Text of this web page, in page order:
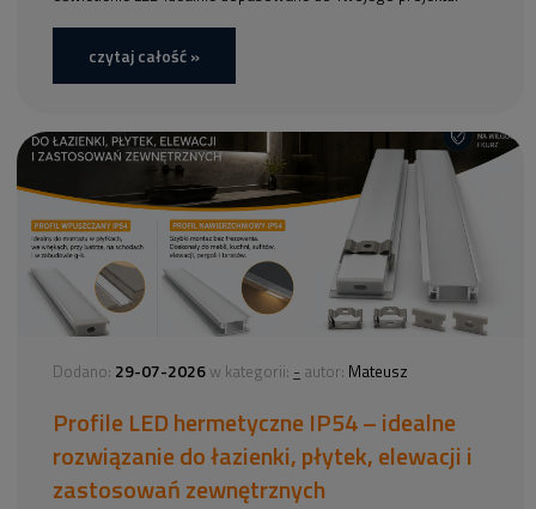
czytaj całość »
Dodano: 29-07-2026 w kategorii: - autor: Mateusz
Profile LED hermetyczne IP54 – idealne
rozwiązanie do łazienki, płytek, elewacji i
zastosowań zewnętrznych